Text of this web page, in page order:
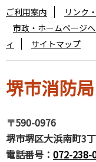
堺市消防局
〒590-0976
堺市堺区大浜南町3
電話番号： 072-238-
ご利用案内 リンク
市政・ホームページ
ィ
サイトマップ